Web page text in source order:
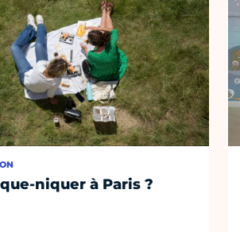
niquer à Paris ?